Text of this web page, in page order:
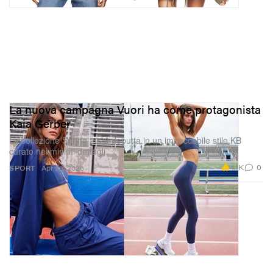
SPORT
La nuova campagna Vuori ha come protagonista
Kaia Gerber
La collezione Spring 2026 debutta in un impeccabile stile KB
curato nei minimi dettagli.
Apr 20, 2026 4.1K 0